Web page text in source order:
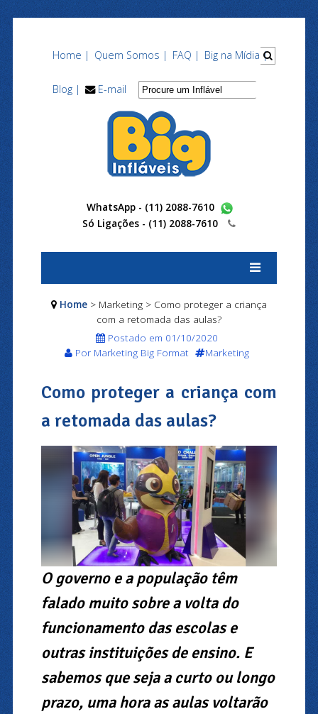
Home | Quem Somos | FAQ | Big na Mídia |
Blog | E-mail
WhatsApp - (11) 2088-7610
Só Ligações - (11) 2088-7610
Home> Marketing > Como proteger a criança
com a retomada das aulas?
Postado em 01/10/2020
Por Marketing Big Format
Marketing
Como proteger a criança com
a retomada das aulas?
O governo e a população têm
falado muito sobre a volta do
funcionamento das escolas e
outras instituições de ensino. E
sabemos que seja a curto ou longo
prazo, uma hora as aulas voltarão